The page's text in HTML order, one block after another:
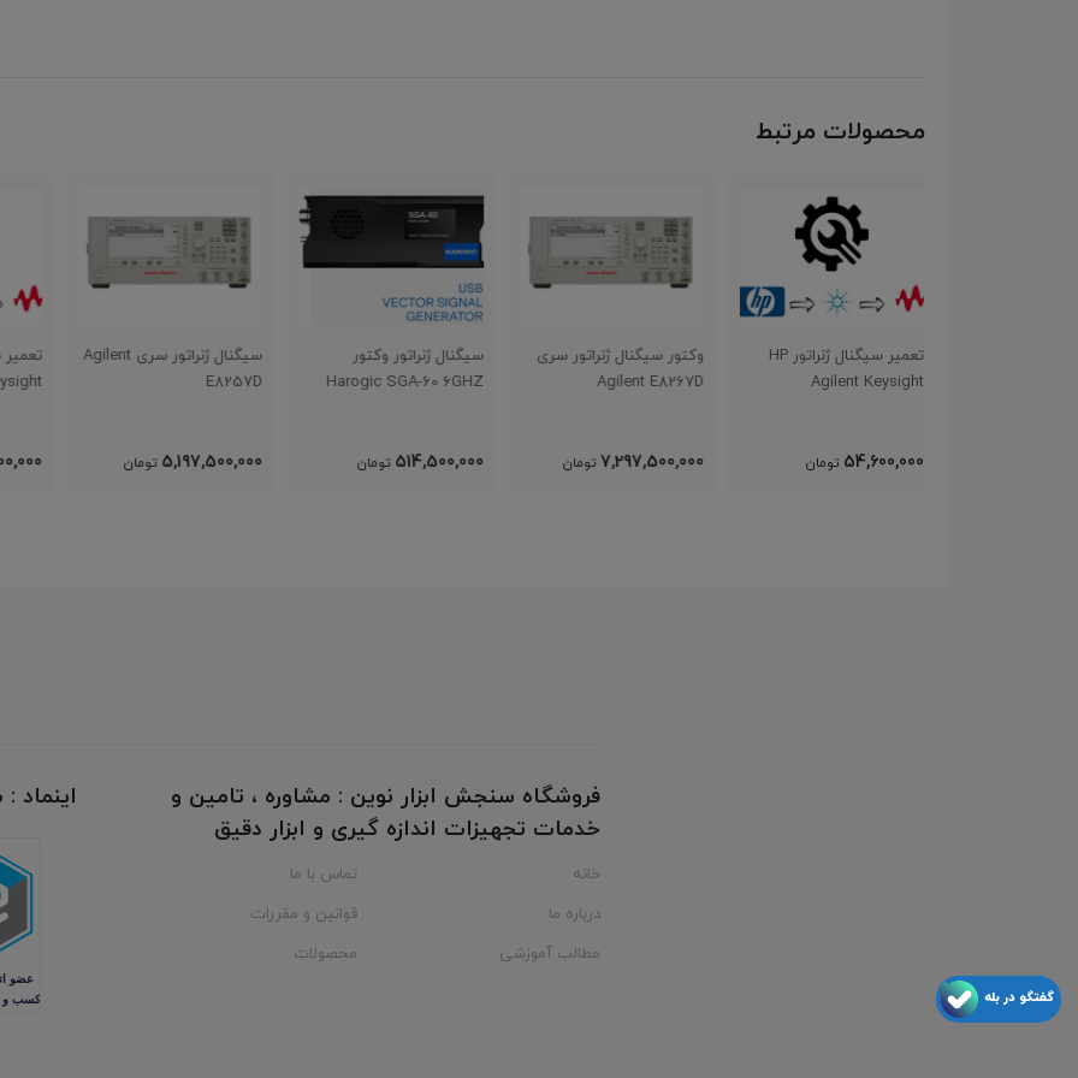
محصولات مرتبط
وکتور سیگنال ژنراتور سری
Agilent E8267D
7,297,500,000
سیگنال ژنراتور وکتور
Harogic SGA-60 6GHZ
514,500,000 تومان
E8257D
5,197,500,000 تومان
تعمیر سیگنال ژنراتور HP
Agilent Keysight
54,600,000 تومان
فروشگاه سنجش ابزار نوین : مشاوره ، تامین و
خدمات تجهیزات اندازه گیری و ابزار دقیق
خانه
تماس با ما
درباره ما
قوانین و مقررات
مطالب آموزشی
محصولات
گفتگو در بله